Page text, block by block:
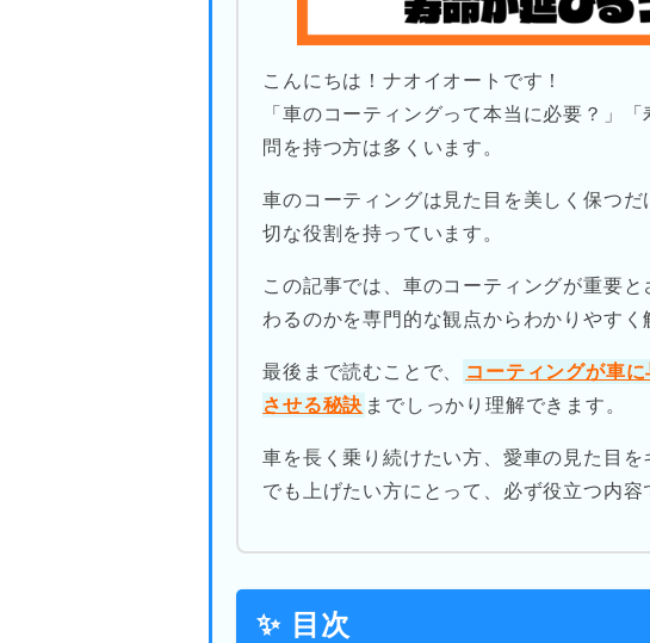
こんにちは！ナオイオートです！
「車のコーティングって本当に必要？」
問を持つ方は多くいます。
車のコーティングは見た目を美しく保つ
切な役割を持っています。
この記事では、車のコーティングが重要
わるのかを専門的な観点からわかりやすく
最後まで読むことで、
コーティングが車
させる秘訣 までしっかり理解できます。
車を長く乗り続けたい方、愛車の見た目
でも上げたい方にとって、必ず役立つ内容
✨ 目次